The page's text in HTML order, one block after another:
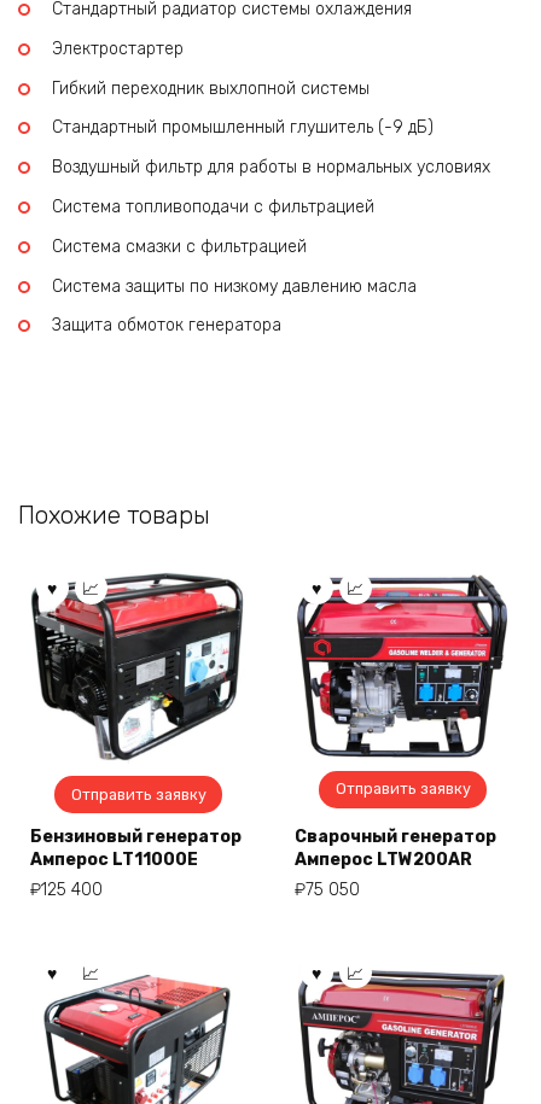
Стандартный радиатор системы охлаждения
Электростартер
Гибкий переходник выхлопной системы
Стандартный промышленный глушитель (-9 дБ)
Воздушный фильтр для работы в нормальных условиях
Система топливоподачи с фильтрацией
Система смазки с фильтрацией
Система защиты по низкому давлению масла
Защита обмоток генератора
Похожие товары
Отправить заявку
Бензиновый генератор
Амперос LT11000E
₽125 400
Отправить заявку
Сварочный генератор
Амперос LTW200AR
₽75 050